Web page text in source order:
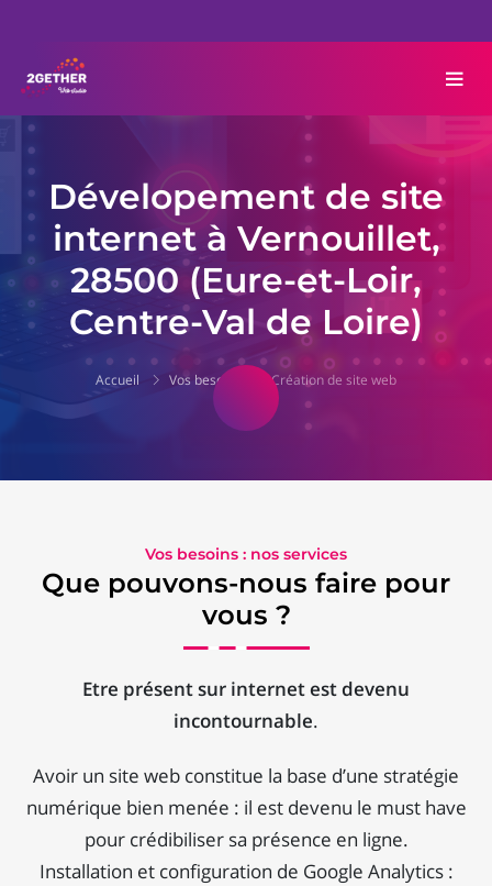
Dévelopement de site
internet à Vernouillet,
28500 (Eure-et-Loir,
Centre-Val de Loire)
Accueil Vos besoins Création de site web
Vos besoins : nos services
Que pouvons-nous faire pour
vous ?
Etre présent sur internet est devenu
incontournable.
Avoir un site web constitue la base d’une stratégie
numérique bien menée : il est devenu le must have
pour crédibiliser sa présence en ligne.
Installation et configuration de Google Analytics :